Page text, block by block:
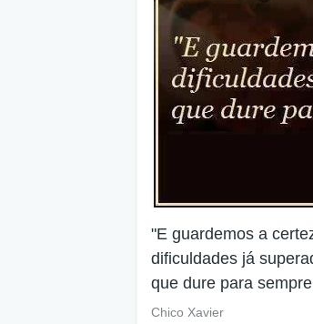
"E guardemos a
dificuldades já
que dure para
Chico Xavier